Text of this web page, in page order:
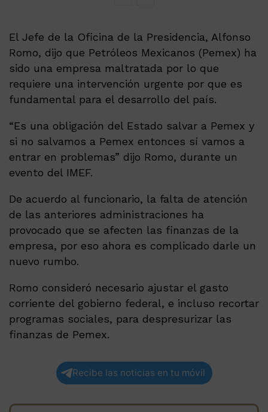
El Jefe de la Oficina de la Presidencia, Alfonso
Romo, dijo que Petróleos Mexicanos (Pemex) ha
sido una empresa maltratada por lo que
requiere una intervención urgente por que es
fundamental para el desarrollo del país.
“Es una obligación del Estado salvar a Pemex y
si no salvamos a Pemex entonces sí vamos a
entrar en problemas” dijo Romo, durante un
evento del IMEF.
De acuerdo al funcionario, la falta de atención
de las anteriores administraciones ha
provocado que se afecten las finanzas de la
empresa, por eso ahora es complicado darle un
nuevo rumbo.
Romo consideró necesario ajustar el gasto
corriente del gobierno federal, e incluso recortar
programas sociales, para despresurizar las
finanzas de Pemex.
Recibe las noticias en tu móvil